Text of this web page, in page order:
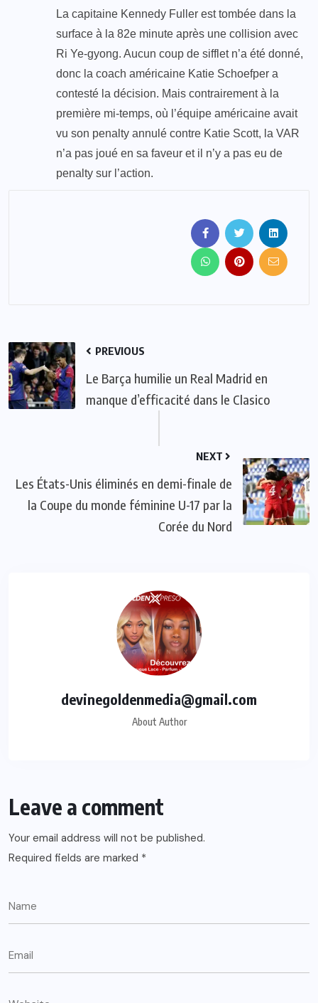
La capitaine Kennedy Fuller est tombée dans la
surface à la 82e minute après une collision avec
Ri Ye-gyong. Aucun coup de sifflet n’a été donné,
donc la coach américaine Katie Schoefper a
contesté la décision. Mais contrairement à la
première mi-temps, où l’équipe américaine avait
vu son penalty annulé contre Katie Scott, la VAR
n’a pas joué en sa faveur et il n’y a pas eu de
penalty sur l’action.
PREVIOUS
Le Barça humilie un Real Madrid en
manque d’efficacité dans le Clasico
NEXT
Les États-Unis éliminés en demi-finale de
la Coupe du monde féminine U-17 par la
Corée du Nord
devinegoldenmedia@gmail.com
About Author
Leave a comment
Your email address will not be published.
Required fields are marked *